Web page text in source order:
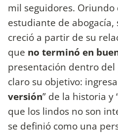
mil seguidores. Oriundo
estudiante de
creció a partir de su
que no terminó en
presentación dentro
claro su objetivo:
versión” de la historia
que los lindos no son
se definió como una